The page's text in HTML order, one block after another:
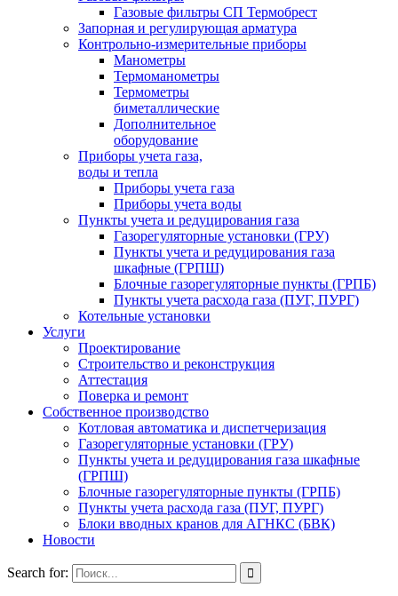
Газовые фильтры СП Термобрест
Запорная и регулирующая арматура
Контрольно-измерительные приборы
Манометры
Термоманометры
Термометры
биметаллические
Дополнительное
оборудование
Приборы учета газа,
воды и тепла
Приборы учета газа
Приборы учета воды
Пункты учета и редуцирования газа
Газорегуляторные установки (ГРУ)
Пункты учета и редуцирования газа
шкафные (ГРПШ)
Блочные газорегуляторные пункты (ГРПБ)
Пункты учета расхода газа (ПУГ, ПУРГ)
Котельные установки
Услуги
Проектирование
Строительство и реконструкция
Аттестация
Поверка и ремонт
Собственное производство
Котловая автоматика и диспетчеризация
Газорегуляторные установки (ГРУ)
Пункты учета и редуцирования газа шкафные
(ГРПШ)
Блочные газорегуляторные пункты (ГРПБ)
Пункты учета расхода газа (ПУГ, ПУРГ)
Блоки вводных кранов для АГНКС (БВК)
Новости
Search for: